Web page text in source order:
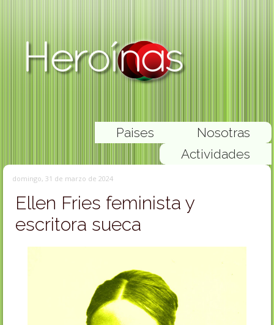
Nosotras
Paises
Actividades
domingo, 31 de marzo de 2024
Ellen Fries feminista y
escritora sueca